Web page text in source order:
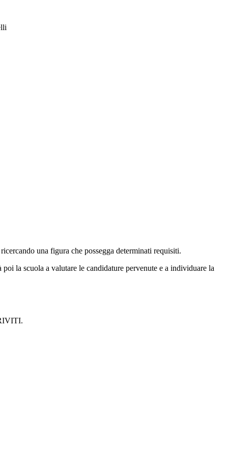
una figura che possegga determinati requisiti.
la scuola a valutare le candidature pervenute e a individuare la